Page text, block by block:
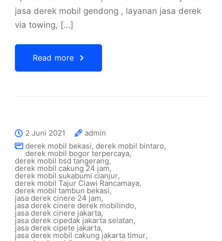
jasa derek mobil gendong , layanan jasa derek
via towing, […]
Read more
2 Juni 2021
admin
derek mobil bekasi, derek mobil bintaro,
derek mobil bogor terpercaya,
derek mobil bsd tangerang,
derek mobil cakung 24 jam,
derek mobil sukabumi cianjur,
derek mobil Tajur Ciawi Rancamaya,
derek mobil tambun bekasi,
jasa derek cinere 24 jam,
jasa derek cinere derek mobilindo,
jasa derek cinere jakarta,
jasa derek cipedak jakarta selatan,
jasa derek cipete jakarta,
jasa derek mobil cakung jakarta timur,